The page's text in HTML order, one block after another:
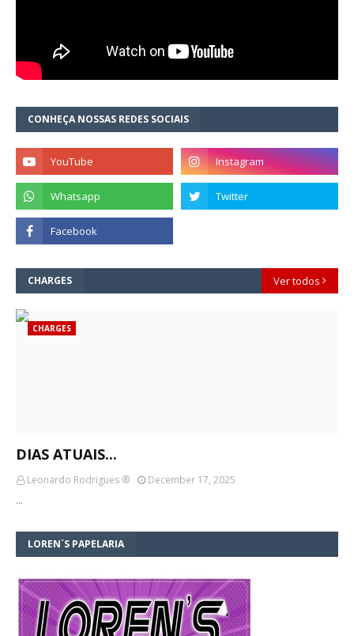
CONHEÇA NOSSAS REDES SOCIAIS
CHARGES Ver todos
CHARGES
DIAS ATUAIS...
Leonardo Rodrigues ®
December 17, 2025
…
LOREN´S PAPELARIA